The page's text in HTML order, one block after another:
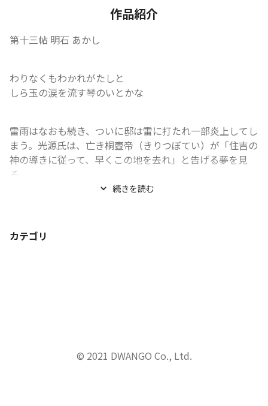
作品紹介
第十三帖 明石 あかし
わりなくもわかれがたしと
しら玉の涙を流す琴のいとかな
雷雨はなおも続き、ついに邸は雷に打たれ一部炎上してし
まう。光源氏は、亡き桐壺帝（きりつぼてい）が「住吉の
神の導きに従って、早くこの地を去れ」と告げる夢を見
る...
続きを読む
カテゴリ
© 2021 DWANGO Co., Ltd.